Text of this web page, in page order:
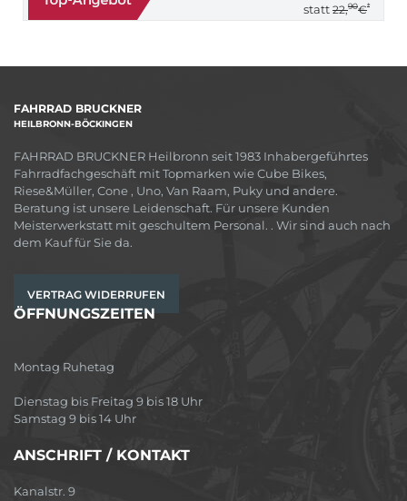
statt 22,90€*
FAHRRAD BRUCKNER
HEILBRONN-BÖCKINGEN
FAHRRAD BRUCKNER Heilbronn seit 1983 Inhabergeführtes
Fahrradfachgeschäft mit Topmarken wie Cube Bikes,
Riese&Müller, Cone , Uno, Van Raam, Puky und andere.
Beratung ist unsere Leidenschaft. Für unsere Kunden
Meisterwerkstatt mit geschultem Personal. . Wir sind auch nach
dem Kauf für Sie da.
VERTRAG WIDERRUFEN
ÖFFNUNGSZEITEN
Montag Ruhetag
Dienstag bis Freitag 9 bis 18 Uhr
Samstag 9 bis 14 Uhr
ANSCHRIFT / KONTAKT
Kanalstr. 9